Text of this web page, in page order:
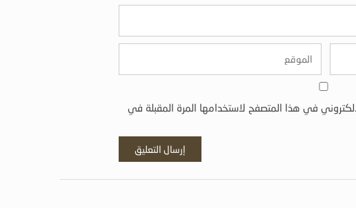
في هذا المتصفح لاستخدامها المرة المقبلة في